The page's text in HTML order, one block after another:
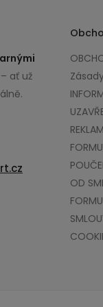
ať už
OD